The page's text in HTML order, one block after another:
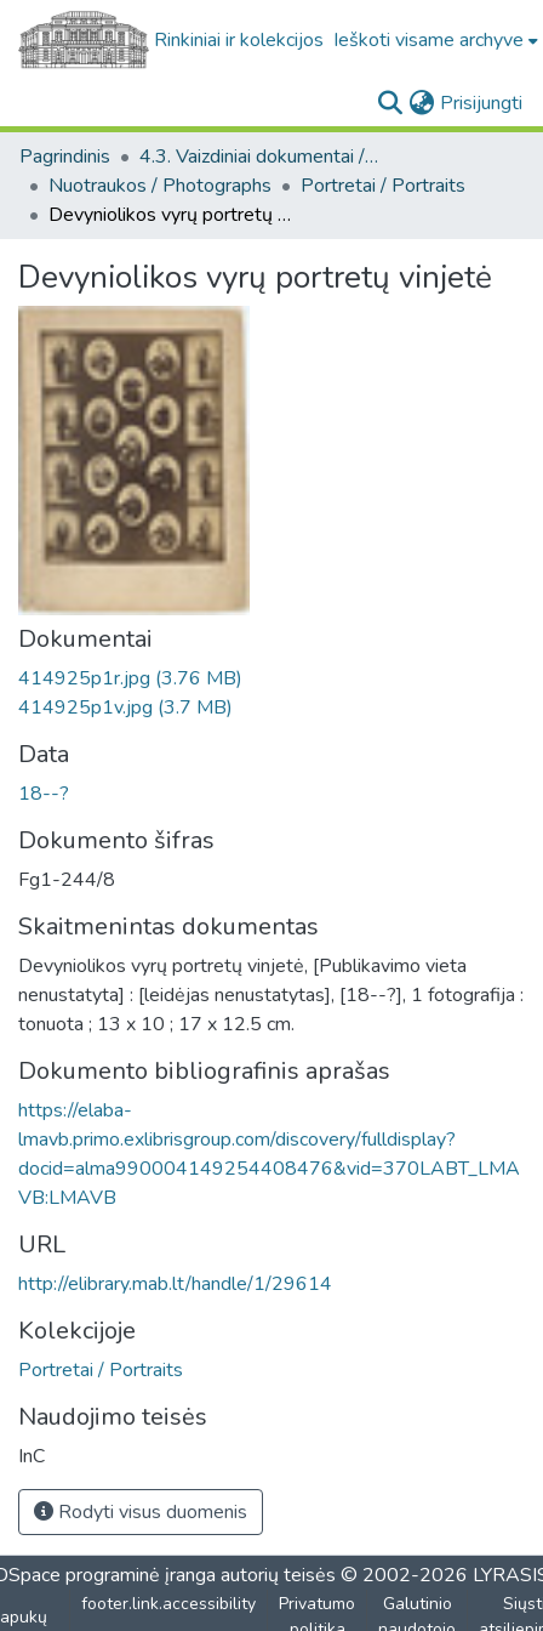
Rinkiniai ir kolekcijos Ieškoti visame archyve
Prisijungti
Pagrindinis
4.3. Vaizdiniai dokumentai / Visual documents
Nuotraukos / Photographs
Portretai / Portraits
Devyniolikos vyrų portretų vinjetė
Devyniolikos vyrų portretų vinjetė
Dokumentai
414925p1r.jpg (3.76 MB)
414925p1v.jpg (3.7 MB)
Data
18--?
Dokumento šifras
Fg1-244/8
Skaitmenintas dokumentas
Devyniolikos vyrų portretų vinjetė, [Publikavimo vieta
nenustatyta] : [leidėjas nenustatytas], [18--?], 1 fotografija :
tonuota ; 13 x 10 ; 17 x 12.5 cm.
Dokumento bibliografinis aprašas
https://elaba-
lmavb.primo.exlibrisgroup.com/discovery/fulldisplay?
docid=alma990004149254408476&vid=370LABT_LMA
VB:LMAVB
URL
http://elibrary.mab.lt/handle/1/29614
Kolekcijoje
Portretai / Portraits
Naudojimo teisės
InC
Rodyti visus duomenis
programinė įranga autorių teisės © 2002-2026
footer.link.accessibility
Privatumo
Galutinio